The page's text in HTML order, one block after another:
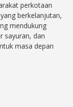
perkotaan
berkelanjutan,
mendukung
sayuran, dan
masa depan